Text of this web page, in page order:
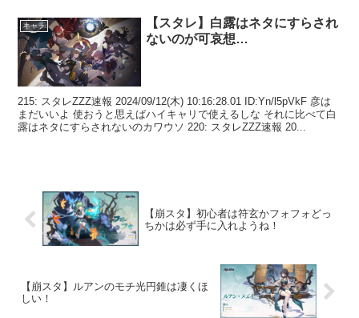
キャラ
【スタレ】白露はネタにすらされ
ないのが可哀想…
215: スタレZZZ速報 2024/09/12(木) 10:16:28.01 ID:Yn/l5pVkF 彦は
まだいいよ 使おうと思えばハイキャリで使えるしな それに比べて白
露はネタにすらされないのカワウソ 220: スタレZZZ速報 20...
【崩スタ】初心者は符玄かフォフォどっ
ちかは必ず手に入れようね！
【崩スタ】ルアンのモチ光円錐は凄くほ
しい！